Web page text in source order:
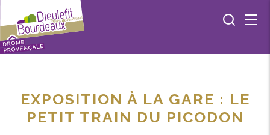
EXPOSITION À LA GARE : LE
PETIT TRAIN DU PICODON